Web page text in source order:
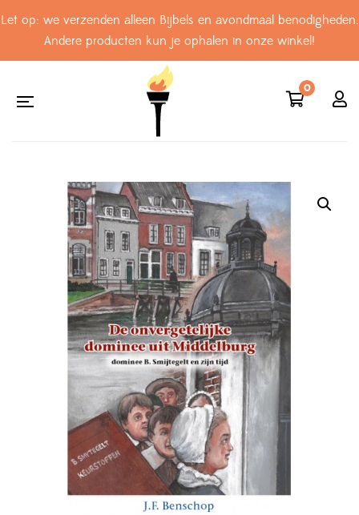
Let op: we verzenden alleen Bijbels en avondmaal benodigheden.
Andere producten kun je ophalen in onze winkel!
0